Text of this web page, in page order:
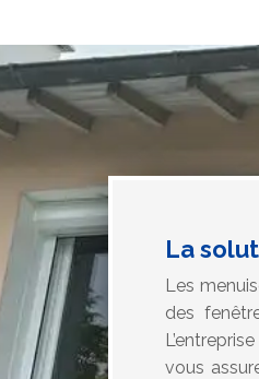
La
Les
des
vous